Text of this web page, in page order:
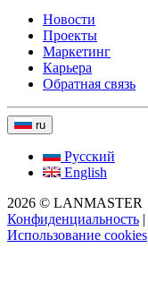
Новости
Проекты
Маркетинг
Карьера
Обратная связь
ru
Русский
English
2026 © LANMASTER
Конфиденциальность |
Использование cookies